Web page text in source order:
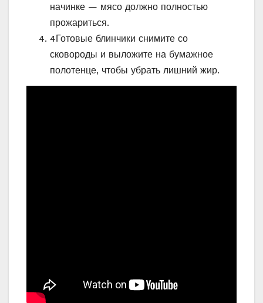
начинке — мясо должно полностью
прожариться.
4Готовые блинчики снимите со
сковороды и выложите на бумажное
полотенце, чтобы убрать лишний жир.